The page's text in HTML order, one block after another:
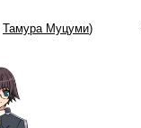
Тамура Муцуми)